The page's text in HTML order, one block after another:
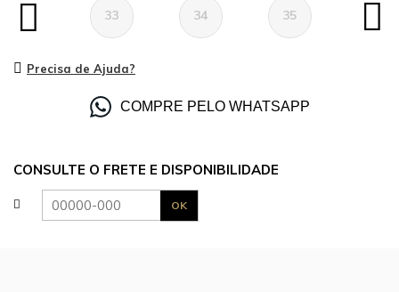
33 34 35
Precisa de Ajuda?
COMPRE PELO WHATSAPP
CONSULTE O FRETE E DISPONIBILIDADE